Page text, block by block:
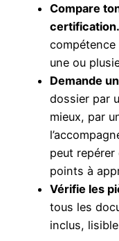
Compare
certification.
une ou
Demande
dossier par
mieux, par
peut
points à
Vérifie les
tous les
inclus,